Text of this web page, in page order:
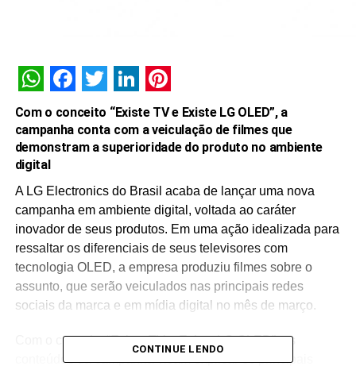
WhatsApp
Facebook
Twitter
LinkedIn
Pinterest
Com o conceito “Existe TV e Existe LG OLED”, a
campanha conta com a veiculação de filmes que
demonstram a superioridade do produto no ambiente
digital
A LG Electronics do Brasil acaba de lançar uma nova
campanha em ambiente digital, voltada ao caráter
inovador de seus produtos. Em uma ação idealizada para
ressaltar os diferenciais de seus televisores com
tecnologia OLED, a empresa produziu filmes sobre o
assunto, que serão veiculados nas principais redes
sociais da marca e em mídia digital no mês de março.
Com o conceito “Existe TV e Existe LG OLED”, os
conteúdos da campanha visam explicar os principais
CONTINUE LENDO